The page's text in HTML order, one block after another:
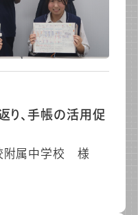
り、手帳の活用促
附属中学校 様